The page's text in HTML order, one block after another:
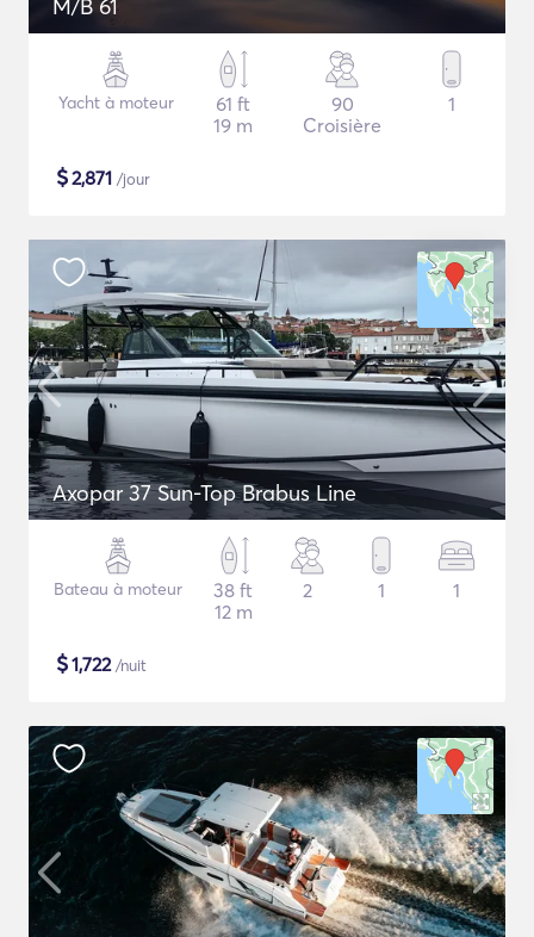
M/B 61
Yacht à moteur
61 ft
19 m
90
Croisière
1
$2,871 /jour
Axopar 37 Sun-Top Brabus Line
Bateau à moteur
38 ft
12 m
2 1 1
$1,722/nuit